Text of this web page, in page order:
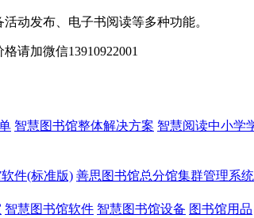
动发布、电子书阅读等多种功能。
请加微信13910922001
智慧图书馆整体解决方案 智慧阅读中小学
件(标准版) 善思图书馆总分馆集群管理系统
智慧图书馆软件 智慧图书馆设备 图书馆用品